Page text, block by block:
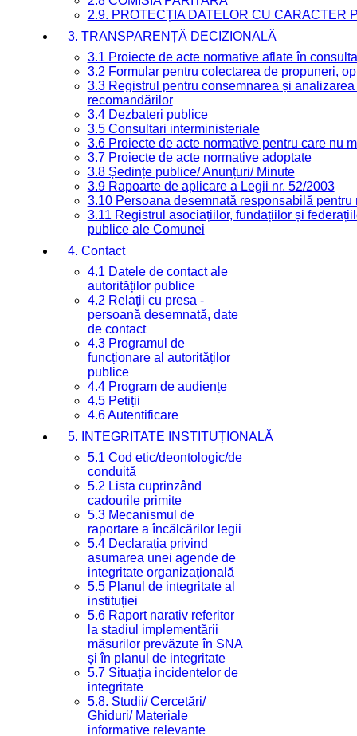
2.9. PROTECȚIA DATELOR CU CARACTER
3. TRANSPARENȚĂ DECIZIONALĂ
3.1 Proiecte de acte normative aflate în
3.2 Formular pentru colectarea de propuneri,
3.3 Registrul pentru consemnarea și
recomandărilor
3.4 Dezbateri publice
3.5 Consultari interministeriale
3.6 Proiecte de acte normative pentru care nu
3.7 Proiecte de acte normative adoptate
3.8 Ședințe publice/ Anunțuri/ Minute
3.9 Rapoarte de aplicare a Legii nr. 52/2003
3.10 Persoana desemnată responsabilă
3.11 Registrul asociațiilor, fundațiilor și
publice ale Comunei
4. Contact
4.1 Datele de contact ale
autorităților publice
4.2 Relații cu presa -
persoană desemnată, date
de contact
4.3 Programul de
funcționare al autorităților
publice
4.4 Program de audiențe
4.5 Petiții
4.6 Autentificare
5. INTEGRITATE INSTITUȚIONALĂ
5.1 Cod etic/deontologic/de
conduită
5.2 Lista cuprinzând
cadourile primite
5.3 Mecanismul de
raportare a încălcărilor legii
5.4 Declarația privind
asumarea unei agende de
integritate organizațională
5.5 Planul de integritate al
instituției
5.6 Raport narativ referitor
la stadiul implementării
măsurilor prevăzute în SNA
și în planul de integritate
5.7 Situația incidentelor de
integritate
5.8. Studii/ Cercetări/
Ghiduri/ Materiale
informative relevante